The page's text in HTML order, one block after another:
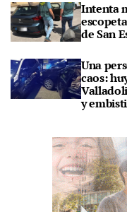
Intenta
de San
Una
caos:
y